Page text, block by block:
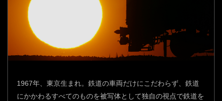
1967年、東京生まれ。鉄道の車両だけにこだわらず、鉄道
にかかわるすべてのものを被写体として独自の視点で鉄道を